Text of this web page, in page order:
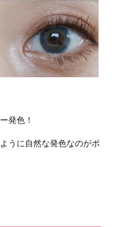
発色！
うに自然な発色なのがポ